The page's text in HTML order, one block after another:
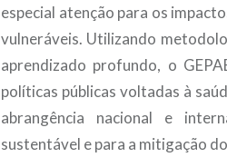
especial atenção para os
vulneráveis. Utilizando
aprendizado profundo, o
políticas públicas voltadas à
abrangência nacional e
sustentável e para a mitigação